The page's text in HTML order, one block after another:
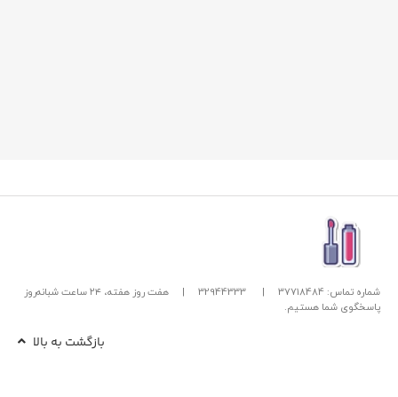
شماره تماس: 37718484 |
32944333
|
هفت روز هفته، ۲۴ ساعت شبانه‌روز
پاسخگوی شما هستیم.
بازگشت به بالا